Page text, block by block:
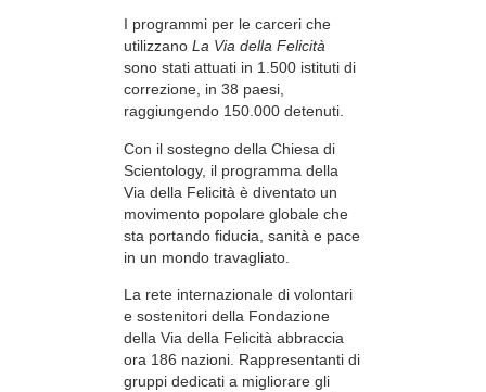
I programmi per le carceri che
utilizzano La Via della Felicità
sono stati attuati in 1.500 istituti di
correzione, in 38 paesi,
raggiungendo 150.000 detenuti.
Con il sostegno della Chiesa di
Scientology, il programma della
Via della Felicità è diventato un
movimento popolare globale che
sta portando fiducia, sanità e pace
in un mondo travagliato.
La rete internazionale di volontari
e sostenitori della Fondazione
della Via della Felicità abbraccia
ora 186 nazioni. Rappresentanti di
gruppi dedicati a migliorare gli